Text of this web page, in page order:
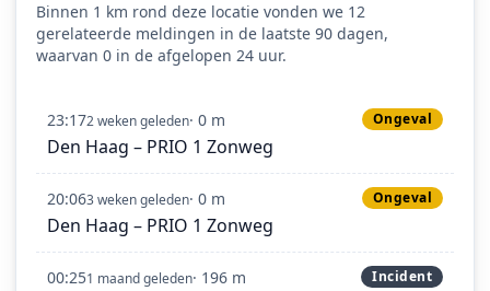
Binnen 1 km rond deze locatie vonden we 12
gerelateerde meldingen in de laatste 90 dagen,
waarvan 0 in de afgelopen 24 uur.
23:172 weken geleden· 0 m Ongeval
Den Haag – PRIO 1 Zonweg
20:063 weken geleden· 0 m Ongeval
Den Haag – PRIO 1 Zonweg
00:251 maand geleden· 196 m Incident